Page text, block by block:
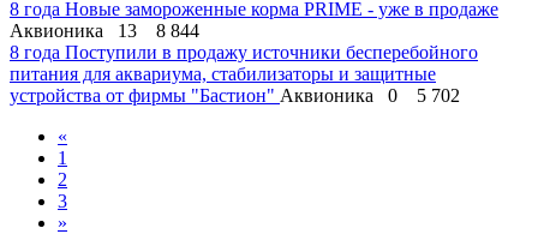
8 года Новые замороженные корма PRIME - уже в продаже
Аквионика
13
8 844
8 года Поступили в продажу источники бесперебойного
питания для аквариума, стабилизаторы и защитные
устройства от фирмы "Бастион" Аквионика 0
5 702
«
1
2
3
»